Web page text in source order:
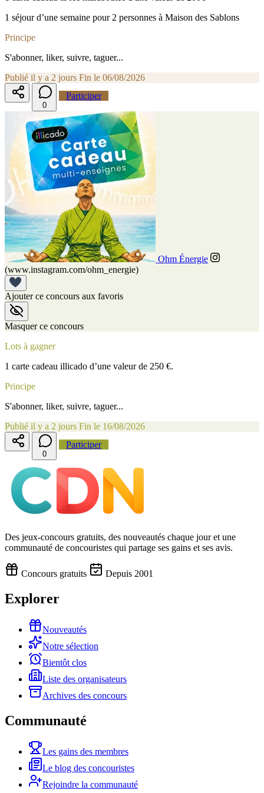
1 séjour d’une semaine pour 2 personnes à Maison des Sablons
Principe
S'abonner, liker, suivre, taguer...
Publié il y a 2 jours Fin le 06/08/2026
0
Participer
Ohm Énergie
(www.instagram.com/ohm_energie)
Ajouter ce concours aux favoris
Masquer ce concours
Lots à gagner
1 carte cadeau illicado d’une valeur de 250 €.
Principe
S'abonner, liker, suivre, taguer...
Publié il y a 2 jours Fin le 16/08/2026
0
Participer
Des jeux-concours gratuits, des nouveautés chaque jour et une
communauté de concouristes qui partage ses gains et ses avis.
Concours gratuits Depuis 2001
Explorer
Nouveautés
Notre sélection
Bientôt clos
Liste des organisateurs
Archives des concours
Communauté
Les gains des membres
Le blog des concouristes
Rejoindre la communauté